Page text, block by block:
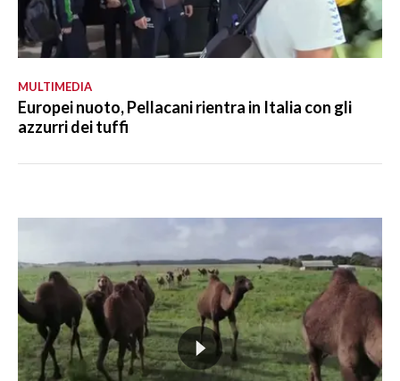
MULTIMEDIA
Europei nuoto, Pellacani rientra in Italia con gli
azzurri dei tuffi